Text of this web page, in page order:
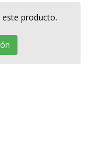
producto.